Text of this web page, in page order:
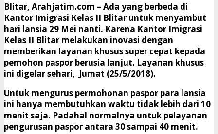
Blitar, Arahjatim.com – Ada yang berbeda di
Kantor Imigrasi Kelas II Blitar untuk menyambut
hari lansia 29 Mei nanti. Karena Kantor Imigrasi
Kelas II Blitar melakukan inovasi dengan
memberikan layanan khusus super cepat kepada
pemohon paspor berusia lanjut. Layanan khusus
ini digelar sehari, Jumat (25/5/2018).
Untuk mengurus permohonan paspor para lansia
ini hanya membutuhkan waktu tidak lebih dari 10
menit saja. Padahal normalnya untuk pelayanan
pengurusan paspor antara 30 sampai 40 menit.